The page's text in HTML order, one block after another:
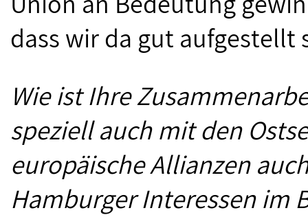
dass wir da gut aufgestellt
Wie ist Ihre
speziell auch mit den
europäische Allianzen
Hamburger Interessen im